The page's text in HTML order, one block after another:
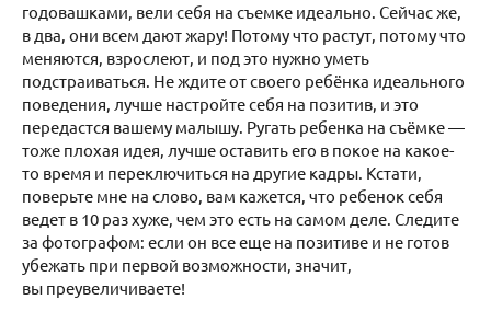
годовашками, вели себя на съемке идеально. Сейчас же,
в два, они всем дают жару! Потому что растут, потому что
меняются, взрослеют, и под это нужно уметь
подстраиваться. Не ждите от своего ребёнка идеального
поведения, лучше настройте себя на позитив, и это
передастся вашему малышу. Ругать ребенка на съёмке —
тоже плохая идея, лучше оставить его в покое на какое-
то время и переключиться на другие кадры. Кстати,
поверьте мне на слово, вам кажется, что ребенок себя
ведет в 10 раз хуже, чем это есть на самом деле. Следите
за фотографом: если он все еще на позитиве и не готов
убежать при первой возможности, значит,
вы преувеличиваете!